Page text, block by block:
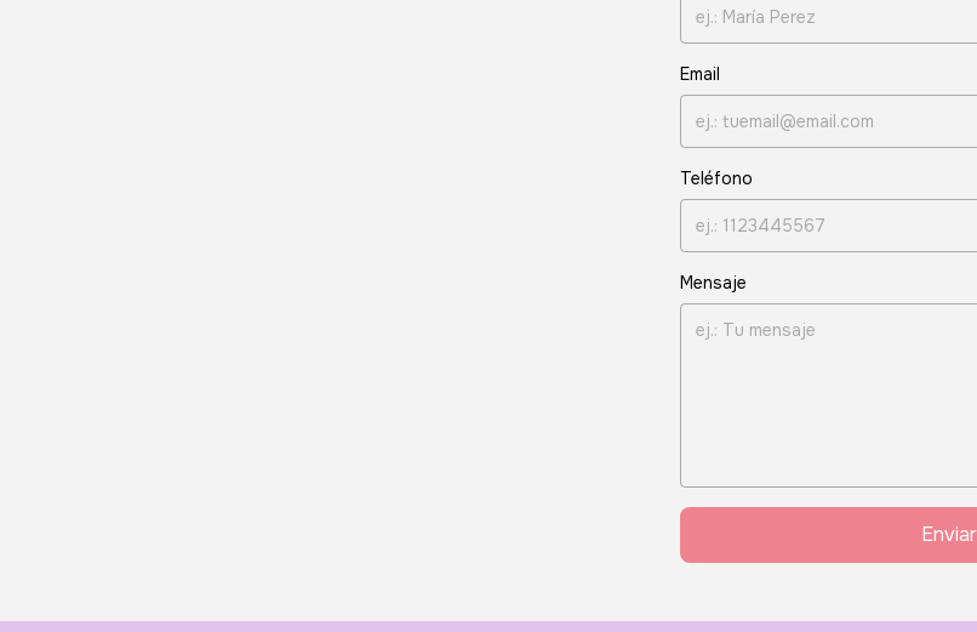
Email
Teléfono
Mensaje
Enviar